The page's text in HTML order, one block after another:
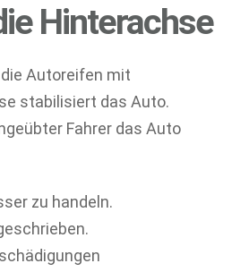
Hinterachse
Autoreifen mit
stabilisiert das Auto.
Fahrer das Auto
zu handeln.